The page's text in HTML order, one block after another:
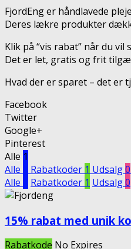
FjordEng er håndlavede
Deres lækre produkter
Klik på “vis rabat” når du
Det er let, gratis og frit
Hvad der er sparet – det er
Facebook
Twitter
Google+
Pinterest
Alle 1
Alle
Rabatkoder 1 Udsalg0
Alle
Rabatkoder 1 Udsalg0
15% rabat med unik
Rabatkode No Expires